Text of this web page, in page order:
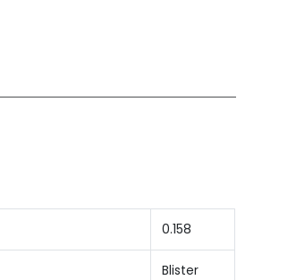
0.158
Blister